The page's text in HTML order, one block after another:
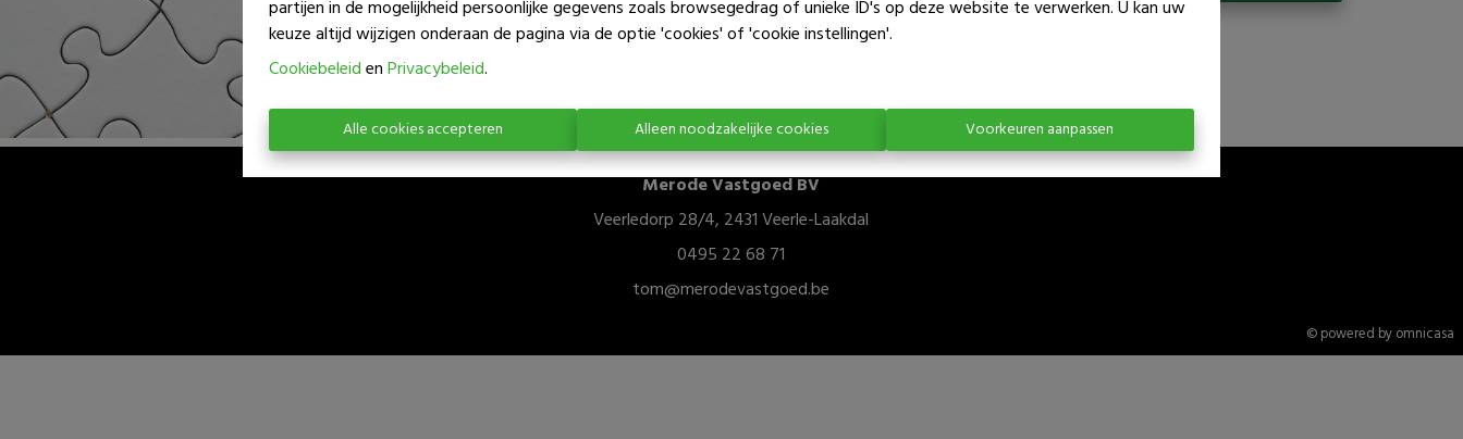
partijen in de mogelijkheid persoonlijke gegevens zoals browsegedrag of unieke ID's op deze website te verwerken. U kan uw
keuze altijd wijzigen onderaan de pagina via de optie 'cookies' of 'cookie instellingen'.
CookiebeleidenPrivacybeleid.
Alle cookies accepteren Alleen noodzakelijke cookies Voorkeuren aanpassen
Merode Vastgoed BV
Veerledorp 28/4, 2431 Veerle-Laakdal
0495 22 68 71
tom@merodevastgoed.be
© powered by omnicasa